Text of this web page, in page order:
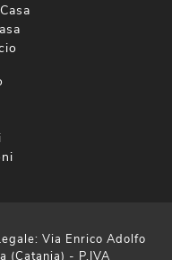
Via Enrico Adolfo
(Catania) - P.IVA